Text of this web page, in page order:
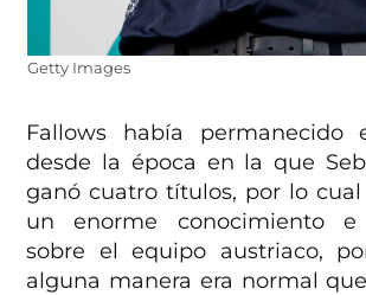
Getty Images
Fallows había permanecido
desde la época en la que
ganó cuatro títulos, por lo
un enorme conocimiento e
sobre el equipo austriaco,
alguna manera era normal